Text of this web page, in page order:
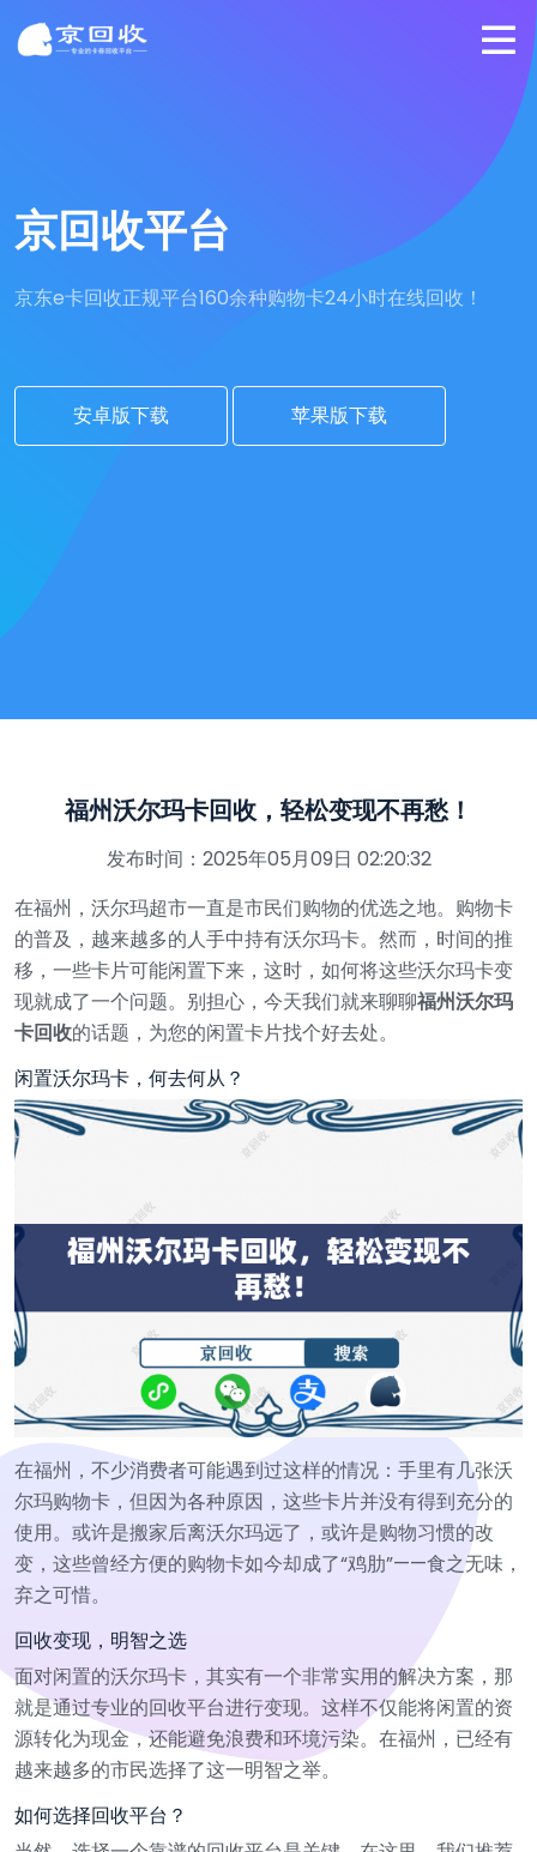
京回收平台
京东e卡回收正规平台160余种购物卡24小时在线回收！
安卓版下载 苹果版下载
福州沃尔玛卡回收，轻松变现不再愁！
发布时间：2025年05月09日 02:20:32
在福州，沃尔玛超市一直是市民们购物的优选之地。购物卡
的普及，越来越多的人手中持有沃尔玛卡。然而，时间的推
移，一些卡片可能闲置下来，这时，如何将这些沃尔玛卡变
现就成了一个问题。别担心，今天我们就来聊聊福州沃尔玛
卡回收的话题，为您的闲置卡片找个好去处。
闲置沃尔玛卡，何去何从？
在福州，不少消费者可能遇到过这样的情况：手里有几张沃
尔玛购物卡，但因为各种原因，这些卡片并没有得到充分的
使用。或许是搬家后离沃尔玛远了，或许是购物习惯的改
变，这些曾经方便的购物卡如今却成了“鸡肋”——食之无味，
弃之可惜。
回收变现，明智之选
面对闲置的沃尔玛卡，其实有一个非常实用的解决方案，那
就是通过专业的回收平台进行变现。这样不仅能将闲置的资
源转化为现金，还能避免浪费和环境污染。在福州，已经有
越来越多的市民选择了这一明智之举。
如何选择回收平台？